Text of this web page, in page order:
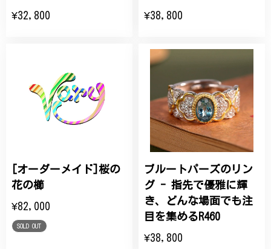
¥32,800
¥38,800
[オーダーメイド]桜の
花の櫛
¥82,000
SOLD OUT
ブルートパーズのリン
グ - 指先で優雅に輝
き、どんな場面でも注
目を集めるR460
¥38,800